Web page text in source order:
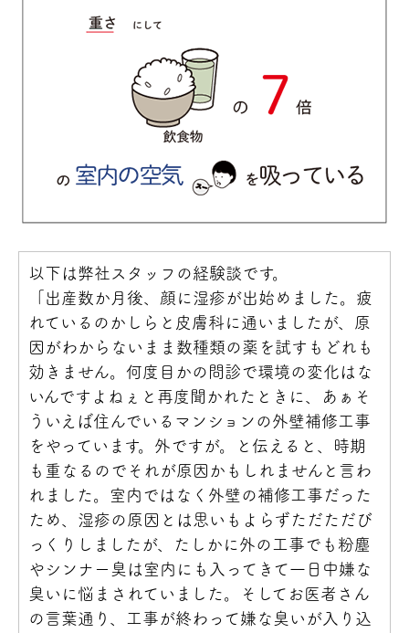
以下は弊社スタッフの経験談です。
「出産数か月後、顔に湿疹が出始めました。疲
れているのかしらと皮膚科に通いましたが、原
因がわからないまま数種類の薬を試すもどれも
効きません。何度目かの問診で環境の変化はな
いんですよねぇと再度聞かれたときに、あぁそ
ういえば住んでいるマンションの外壁補修工事
をやっています。外ですが。と伝えると、時期
も重なるのでそれが原因かもしれませんと言わ
れました。室内ではなく外壁の補修工事だった
ため、湿疹の原因とは思いもよらずただただび
っくりしましたが、たしかに外の工事でも粉塵
やシンナー臭は室内にも入ってきて一日中嫌な
臭いに悩まされていました。そしてお医者さん
の言葉通り、工事が終わって嫌な臭いが入り込